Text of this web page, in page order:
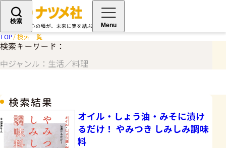
検索
Menu
TOP 検索一覧
検索キーワード：
中ジャンル：生活／料理
検索結果
オイル・しょう油・みそに漬け
るだけ！ やみつき しみしみ調味
料